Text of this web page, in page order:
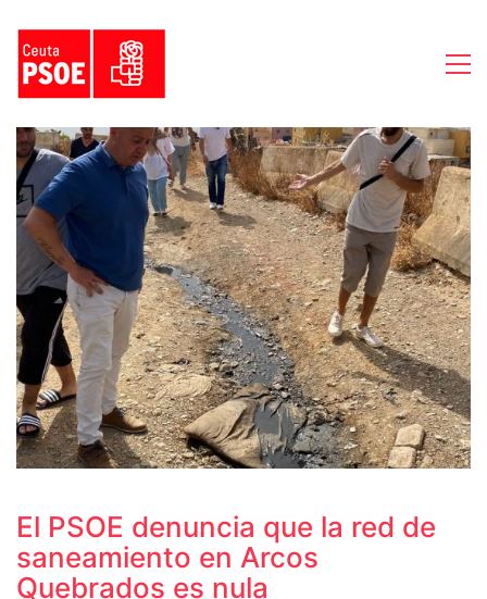
El PSOE denuncia que la red de
saneamiento en Arcos
Quebrados es nula